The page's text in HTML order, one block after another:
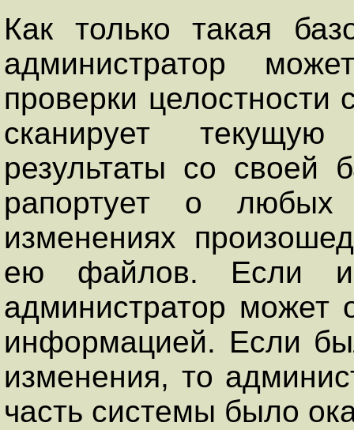
Как только такая
администратор
проверки
сканирует
результаты со своей
рапортует о любых
изменениях
ею файлов. Если
администратор может
информацией. Если
изменения, то
часть системы было